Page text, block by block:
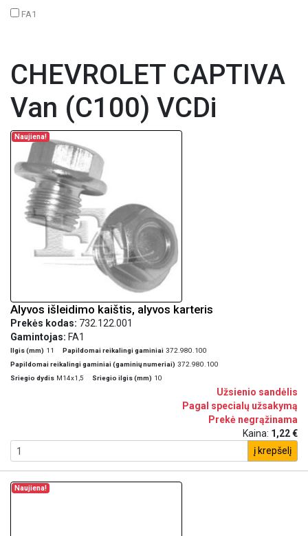
FA1
CHEVROLET CAPTIVA
Van (C100) VCDi
Naujiena!
Alyvos išleidimo kaištis, alyvos karteris
Prekės kodas: 732.122.001
Gamintojas: FA1
Ilgis (mm) 11 Papildomai reikalingi gaminiai 372.980.100
Papildomai reikalingi gaminiai (gaminių numeriai) 372.980.100
Sriegio dydis M14x1,5 Sriegio ilgis (mm) 10
Užsienio sandėlis
Pagal specialų užsakymą
Prekė negrąžinama
Kaina: 1,22 €
į krepšelį
Naujiena!